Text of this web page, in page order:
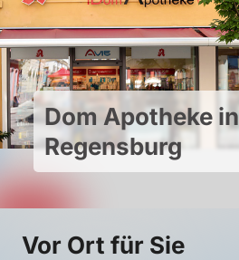
Dom Apotheke in
Regensburg
Vor Ort für Sie